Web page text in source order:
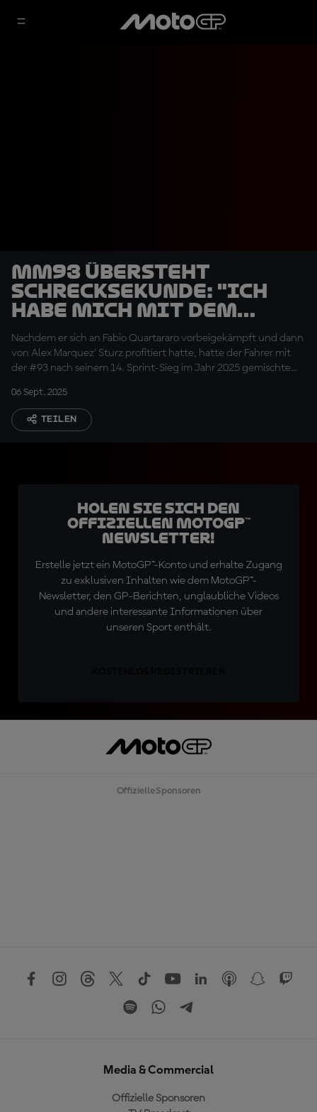
MM93 übersteht
Schrecksekunde: "Ich
habe mich mit dem
linken Ellbogen
gerettet!"
Nachdem er sich an Fabio Quartararo vorbeigekämpft und dann
von Alex Marquez' Sturz profitiert hatte, hatte der Fahrer mit
der #93 nach seinem 14. Sprint-Sieg im Jahr 2025 gemischte
06 Sept. 2025
TEILEN
Holen Sie sich den
offiziellen MotoGP™
Newsletter!
Erstelle jetzt ein MotoGP™-Konto und erhalte Zugang
zu exklusiven Inhalten wie dem MotoGP™-
Newsletter, den GP-Berichten, unglaubliche Videos
und andere interessante Informationen über
unseren Sport enthält.
Offizielle Sponsoren
Media & Commercial
Offizielle Sponsoren